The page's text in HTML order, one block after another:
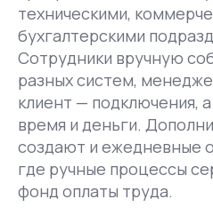
техническими,
бухгалтерскими
Сотрудники вручную
разных систем,
клиент — подключения,
время и деньги.
создают и ежедневные
где ручные процессы
фонд оплаты труда.